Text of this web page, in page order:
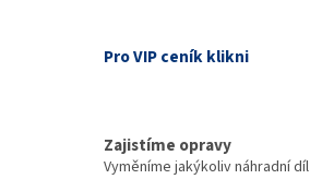
c
í
y
n
Pro VIP ceník klikni
Zajistíme opravy
Vyměníme jakýkoliv náhradní díl